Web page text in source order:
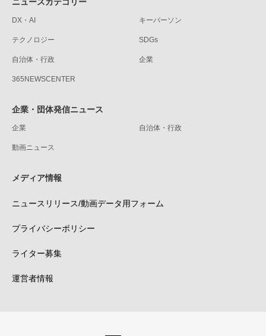
ニュースカテゴリー
DX・AI キーパーソン
テクノロジー SDGs
自治体・行政 企業
365NEWSCENTER
企業・団体発信ニュース
企業 自治体・行政
動画ニュース
メディア情報
ニュースリリース/動画データ用フォーム
プライバシーポリシー
ライター募集
運営者情報